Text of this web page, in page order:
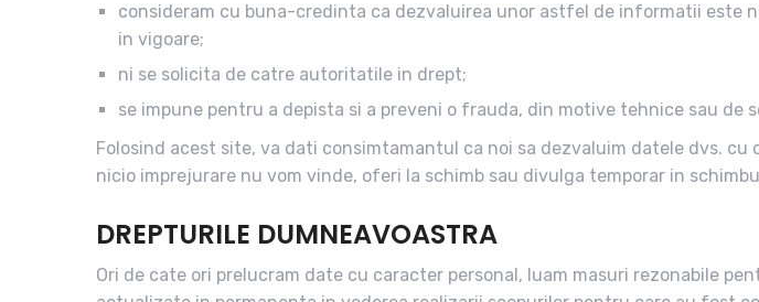
consideram cu buna-credinta ca dezvaluirea unor astfel de informatii este
in vigoare;
ni se solicita de catre autoritatile in drept;
se impune pentru a depista si a preveni o frauda, din motive tehnice sau de
Folosind acest site, va dati consimtamantul ca noi sa dezvaluim datele dvs.
nicio imprejurare nu vom vinde, oferi la schimb sau divulga temporar in
DREPTURILE DUMNEAVOASTRA
Ori de cate ori prelucram date cu caracter personal, luam masuri rezonabile